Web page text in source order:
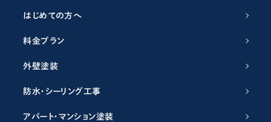
はじめての方へ
料金プラン
外壁塗装
防水・シーリング工事
アパート・マンション塗装